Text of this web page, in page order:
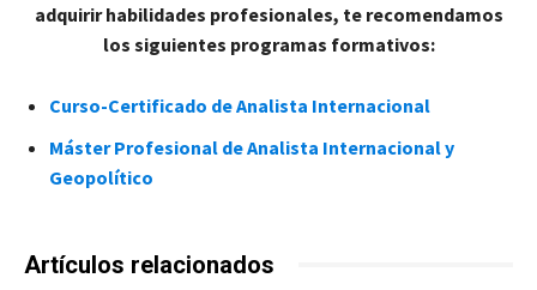
adquirir habilidades profesionales, te recomendamos
los siguientes programas formativos:
Curso-Certificado de Analista Internacional
Máster Profesional de Analista Internacional y
Geopolítico
Artículos relacionados